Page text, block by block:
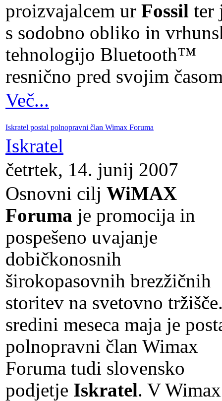
proizvajalcem ur Fossil ter
s sodobno obliko in
tehnologijo Bluetooth™
resnično pred svojim
Več...
Iskratel postal polnopravni član Wimax Foruma
Iskratel
četrtek, 14. junij 2007
Osnovni cilj WiMAX
Foruma je promocija in
pospešeno uvajanje
dobičkonosnih
širokopasovnih brezžičnih
storitev na svetovno
sredini meseca maja je
polnopravni član Wimax
Foruma tudi slovensko
podjetje Iskratel. V Wimax